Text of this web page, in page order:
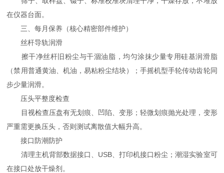
在仪器台面。
三、每月保养（核心精密部件维护）
丝杆导轨润滑
擦干净丝杆旧粉尘与干涸油脂，均匀涂抹少量专用硅基润滑脂
（禁用普通黄油、机油，易粘粉尘结块）；手摇机型手轮传动齿轮同
步少量润滑。
压头平整度检查
目视检查压盘有无划痕、凹陷、变形；轻微划痕抛光处理，变形
严重需更换压头，否则测试离散值大幅升高。
接口防潮防护
清理主机背部数据接口、USB、打印机接口粉尘；潮湿实验室可
在接口处放干燥剂。